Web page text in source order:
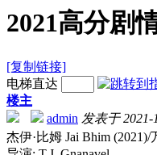
2021高分剧
[复制链接]
电梯直达
楼主
admin 发表于 2021-
杰伊·比姆 Jai Bhim